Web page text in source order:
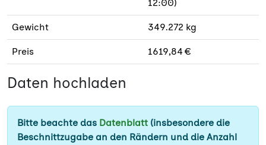
12:00)
Gewicht 349.272 kg
Preis 1619,84 €
Daten hochladen
Bitte beachte das Datenblatt (insbesondere die
Beschnittzugabe an den Rändern und die Anzahl